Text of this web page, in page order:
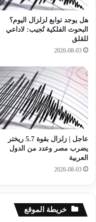
ا
ق
ا
ل
ح
ل
ة
ف
ي
ا
ث
ب
ن
ا
ل
ح
ش
ش
و
ا
ل
أ
ق
ر
ا
ص
ا
د
هل يوجد توابع لزلزال اليوم؟
البحوث الفلكية تُجيب: لاداعي
للقلق
2026-08-03
عاجل | زلزال بقوة 5.7 ريختر
يضرب مصر وعدد من الدول
العربية
2026-08-03
خريطة الموقع